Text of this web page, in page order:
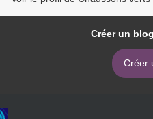
Créer un
Créer